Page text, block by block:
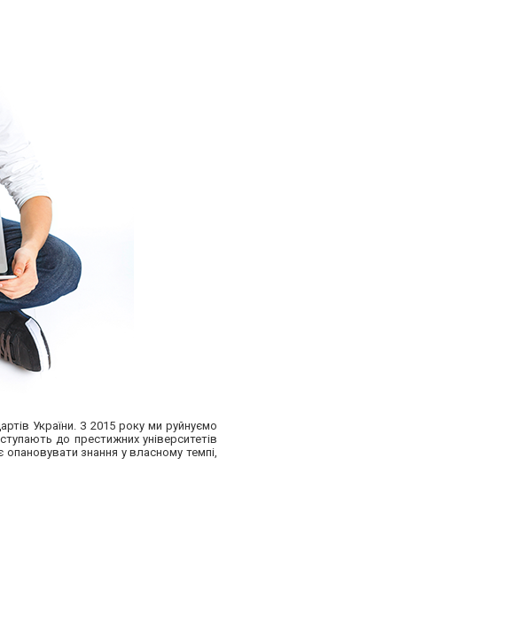
України. З 2015 року ми руйнуємо
до престижних університетів
знання у власному темпі,